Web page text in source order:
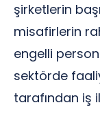
şirketlerin
misafirlerin
engelli
sektörde
tarafından iş